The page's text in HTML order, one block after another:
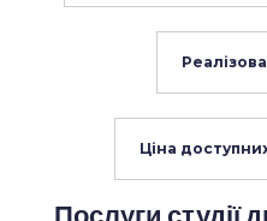
Ціна
Послуги студії